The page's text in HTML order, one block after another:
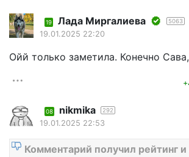
19 Лада Миргалиева 5063
19.01.2025 22:20
Ойй только заметила. Конечно
08 nikmika 292
19.01.2025 22:53
Комментарий получил рейтинг